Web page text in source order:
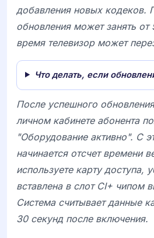
добавления новых кодеков.
обновления может занять от
время телевизор может
Что делать, если
После успешного
личном кабинете абонента
"Оборудование активно". С
начинается отсчет времени
используете карту доступа,
вставлена в слот CI+ чипом
Система считывает данные
30 секунд после включения.